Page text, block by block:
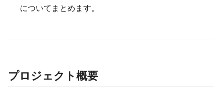
についてまとめます。
プロジェクト概要